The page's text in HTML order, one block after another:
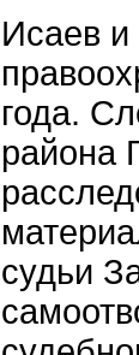
Исаев
года.
района
судьи